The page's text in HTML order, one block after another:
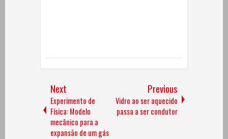
Next
Experimento de
Física: Modelo
mecânico para a
expansão de um gás
Previous
Vidro ao ser aquecido
passa a ser condutor